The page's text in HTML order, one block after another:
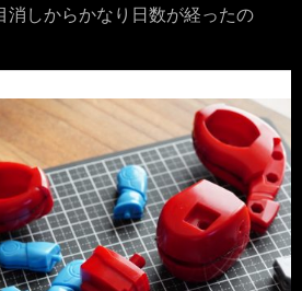
消しからかなり日数が経ったの